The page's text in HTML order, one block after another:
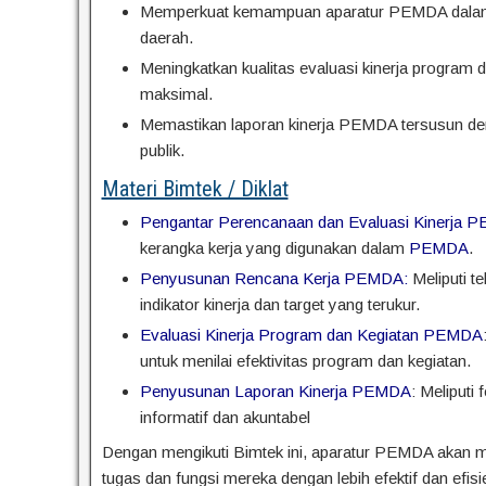
Memperkuat kemampuan aparatur PEMDA
daerah.
Meningkatkan kualitas evaluasi kinerja program
maksimal.
Memastikan laporan kinerja PEMDA tersusun
publik.
Materi Bimtek / Diklat
Pengantar Perencanaan dan Evaluasi Kinerja
kerangka kerja yang digunakan dalam PEMDA.
Penyusunan Rencana Kerja PEMDA:Meliputi
indikator kinerja dan target yang terukur.
Evaluasi Kinerja Program dan Kegiatan PEMDA
untuk menilai efektivitas program dan kegiatan.
Penyusunan Laporan Kinerja PEMDA: Meliputi
informatif dan akuntabel
Dengan mengikuti Bimtek ini, aparatur PEMDA akan
tugas dan fungsi mereka dengan lebih efektif dan